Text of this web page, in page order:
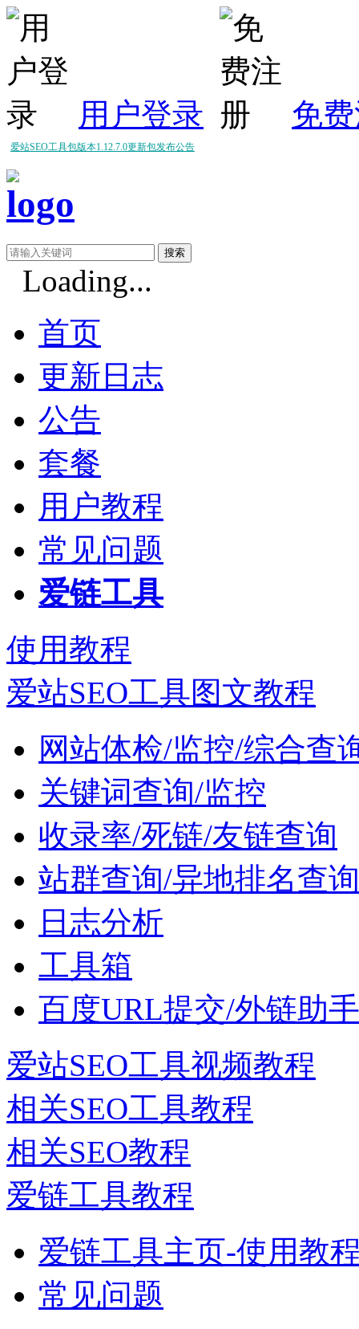
用户登录 免
爱站SEO工具包版本1.12.7.0更新包发布公告
爱站SEO工具包版本1.12.5.0更新包发布公告
Loading...
首页
更新日志
公告
套餐
用户教程
常见问题
爱链工具
使用教程
爱站SEO工具图文教程
网站体检/监控/综合查
关键词查询/监控
收录率/死链/友链查询
站群查询/异地排名查询
日志分析
工具箱
百度URL提交/外链助手
爱站SEO工具视频教程
相关SEO工具教程
相关SEO教程
爱链工具教程
爱链工具主页-使用教
常见问题